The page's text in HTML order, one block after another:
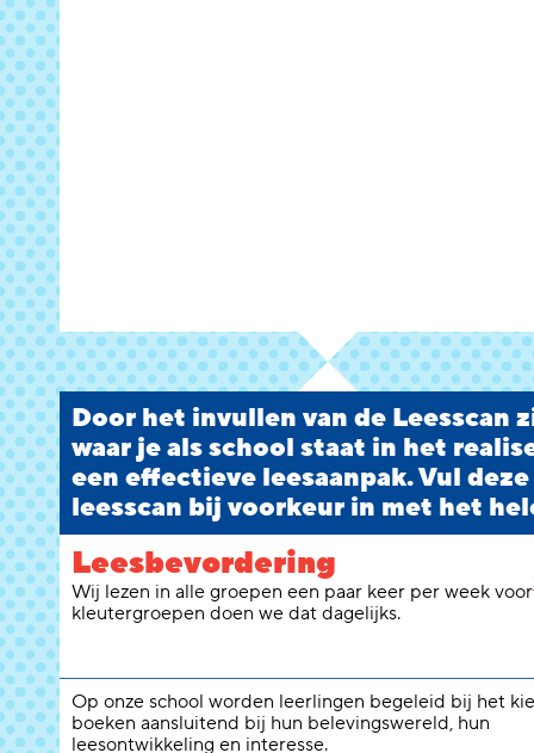
Door het invullen van de Leesscan
waar je als school staat in het
een effectieve leesaanpak. Vul deze
leesscan bij voorkeur in met het
Leesbevordering
Wij lezen in alle groepen een paar keer per week voor
kleutergroepen doen we dat dagelijks.
Op onze school worden leerlingen begeleid bij het
boeken aansluitend bij hun belevingswereld, hun
leesontwikkeling en interesse.